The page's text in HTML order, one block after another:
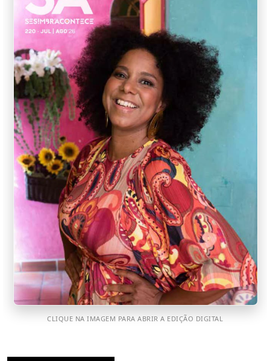
CLIQUE NA IMAGEM PARA ABRIR A EDIÇÃO DIGITAL